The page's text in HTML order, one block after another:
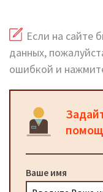
Если на сайте
данных,
ошибкой и
Ваше имя